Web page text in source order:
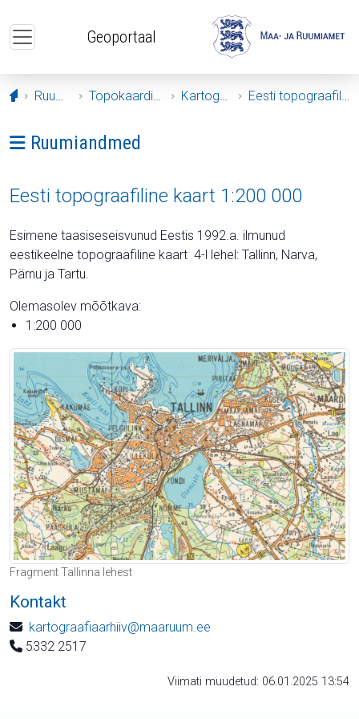
Geoportaal
Avaleht
Ruumiandmed Topokaardid ja aluskaardid Kartograafia arhiiv Eesti topograafiline kaart 1:200 000
Ava menüü: Ruumiandmed
Ruumiandmed
Eesti topograafiline kaart 1:200 000
Esimene taasiseseisvunud Eestis 1992.a. ilmunud
eestikeelne topograafiline kaart 4-l lehel: Tallinn, Narva,
Pärnu ja Tartu.
Olemasolev mõõtkava:
1:200 000
Fragment Tallinna lehest
Kontakt
kartograafiaarhiiv@maaruum.ee
5332 2517
Viimati muudetud: 06.01.2025 13:54